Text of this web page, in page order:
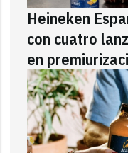
Heineken
con cuatro
en